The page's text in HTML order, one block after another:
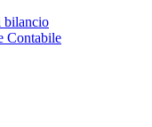
bilancio
Contabile